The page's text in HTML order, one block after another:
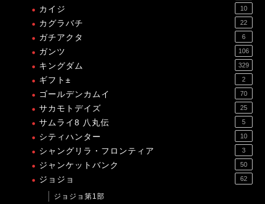
カイジ 10
カグラバチ 22
ガチアクタ 6
ガンツ 106
キングダム 329
ギフト± 2
ゴールデンカムイ 70
サカモトデイズ 25
サムライ8 八丸伝 5
シティハンター 10
シャングリラ・フロンティア 3
ジャンケットバンク 50
ジョジョ 62
ジョジョ第1部